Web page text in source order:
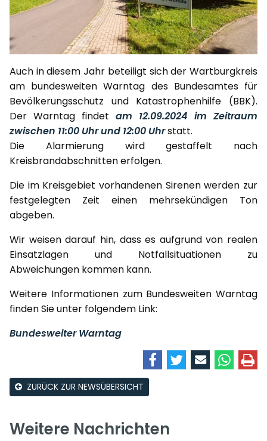
Auch in diesem Jahr beteiligt sich der Wartburgkreis
am bundesweiten Warntag des Bundesamtes für
Bevölkerungsschutz und Katastrophenhilfe (BBK).
Der Warntag findet am 12.09.2024 im Zeitraum
zwischen 11:00 Uhr und 12:00 Uhrstatt.
Die Alarmierung wird gestaffelt nach
Kreisbrandabschnitten erfolgen.
Die im Kreisgebiet vorhandenen Sirenen werden zur
festgelegten Zeit einen mehrsekündigen Ton
abgeben.
Wir weisen darauf hin, dass es aufgrund von realen
Einsatzlagen und Notfallsituationen zu
Abweichungen kommen kann.
Weitere Informationen zum Bundesweiten Warntag
finden Sie unter folgendem Link:
Bundesweiter Warntag
ZURÜCK ZUR NEWSÜBERSICHT
Weitere Nachrichten